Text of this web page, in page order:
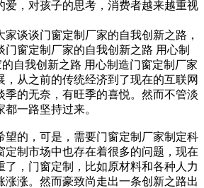
爱，对孩子的思考，消费者越来越重视
谈谈门窗定制厂家的自我创新之路，
门窗定制厂家的自我创新之路 用心制
自我创新之路 用心制造门窗定制厂家
，从之前的传统经济到了现在的互联网
季的无奈，有旺季的喜悦。然而不管淡
一路坚持过来。
望的，可是，需要门窗定制厂家制定科
定制市场中也存在着很多的问题，现在
了，门窗定制，比如原材料和各种人力
涨涨。然而豪致尚走出一条创新之路出